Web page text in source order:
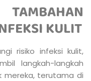
TAMBAHAN
KULIT
risiko infeksi kulit,
langkah-langkah
mereka, terutama di